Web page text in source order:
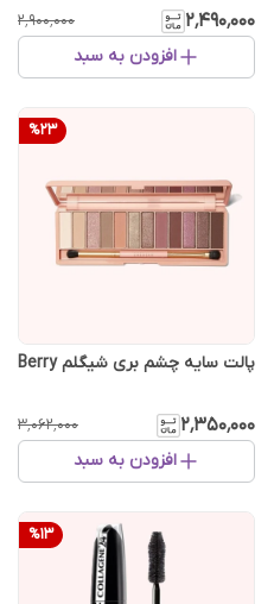
۲٬۴۹۰٬۰۰۰ ۲٬۹۰۰٬۰۰۰
افزودن به سبد
%23
پالت سایه چشم بری شیگلم Berry‎
۲٬۳۵۰٬۰۰۰ ۳٬۰۶۲٬۰۰۰
افزودن به سبد
%13